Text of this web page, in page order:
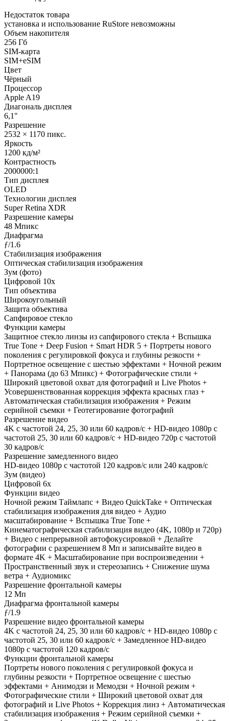
Недостаток товара
установка и использование RuStore невозможны
Объем накопителя
256 Гб
SIM-карта
SIM+eSIM
Цвет
Чёрный
Процессор
Apple A19
Диагональ дисплея
6,1"
Разрешение
2532 × 1170 пикс.
Яркость
1200 кд/м²
Контрастность
2000000:1
Тип дисплея
OLED
Технологии дисплея
Super Retina XDR
Разрешение камеры
48 Мпикс
Диафрагма
ƒ/1.6
Стабилизация изображения
Оптическая стабилизация изображения
Зум (фото)
Цифровой 10x
Тип объектива
Широкоугольный
Защита объектива
Сапфировое стекло
Функции камеры
Защитное стекло линзы из сапфирового стекла + Вспышка
True Tone + Deep Fusion + Smart HDR 5 + Портреты нового
поколения с регулировкой фокуса и глубины резкости +
Портретное освещение с шестью эффектами + Ночной режим
+ Панорама (до 63 Мпикс) + Фотографические стили +
Широкий цветовой охват для фотографий и Live Photos +
Усовершенствованная коррекция эффекта красных глаз +
Автоматическая стабилизация изображения + Режим
серийной съемки + Геотегирование фотографий
Разрешение видео
4K с частотой 24, 25, 30 или 60 кадров/ с + HD-видео 1080p с
частотой 25, 30 или 60 кадров/ с + HD-видео 720p с частотой
30 кадров/ с
Разрешение замедленного видео
HD-видео 1080р c частотой 120 кадров/ с или 240 кадров/ с
Зум (видео)
Цифровой 6х
Функции видео
Ночной режим Таймлапс + Видео QuickTake + Оптическая
стабилизация изображения для видео + Аудио
масштабирование + Вспышка True Tone +
Кинематографическая стабилизация видео (4K, 1080p и 720p)
+ Видео с непрерывной автофокусировкой + Делайте
фотографии с разрешением 8 Мп и записывайте видео в
формате 4K + Масштабирование при воспроизведении +
Пространственный звук и стереозапись + Снижение шума
ветра + Аудиомикс
Разрешение фронтальной камеры
12 Мп
Диафрагма фронтальной камеры
ƒ/1.9
Разрешение видео фронтальной камеры
4K с частотой 24, 25, 30 или 60 кадров/ с + HD-видео 1080p с
частотой 25, 30 или 60 кадров/ с + Замедленное HD-видео
1080р c частотой 120 кадров/ с
Функции фронтальной камеры
Портреты нового поколения с регулировкой фокуса и
глубины резкости + Портретное освещение с шестью
эффектами + Анимодзи и Мемодзи + Ночной режим +
Фотографические стили + Широкий цветовой охват для
фотографий и Live Photos + Коррекция линз + Автоматическая
стабилизация изображения + Режим серийной съемки +